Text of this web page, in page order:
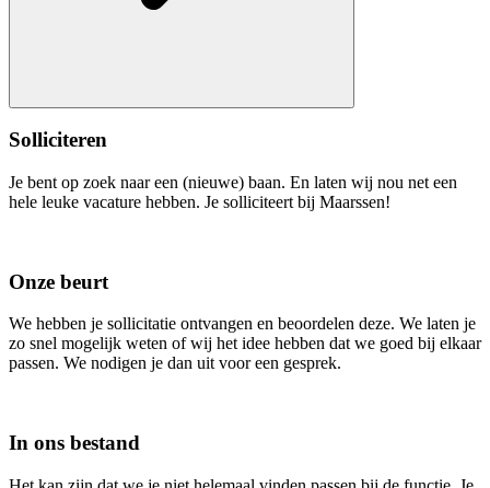
Solliciteren
Je bent op zoek naar een (nieuwe) baan. En laten wij nou net een
hele leuke vacature hebben. Je solliciteert bij Maarssen!
Onze beurt
We hebben je sollicitatie ontvangen en beoordelen deze. We laten je
zo snel mogelijk weten of wij het idee hebben dat we goed bij elkaar
passen. We nodigen je dan uit voor een gesprek.
In ons bestand